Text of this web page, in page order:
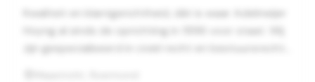
Kwaliteit en klantgerichtheid, dát is waar Adelmeijer
Hoyng al sinds de oprichting in 1996 voor staat. Wij
zijn gespecialiseerd in civiel recht en bestuursrecht